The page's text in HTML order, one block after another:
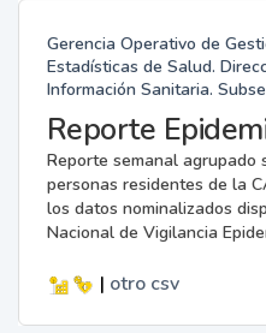
Gerencia Operativo de
Estadísticas de Salud.
Información Sanitaria.
Reporte semanal agrupado
personas residentes de la
los datos nominalizados
Nacional de Vigilancia
| otro csv